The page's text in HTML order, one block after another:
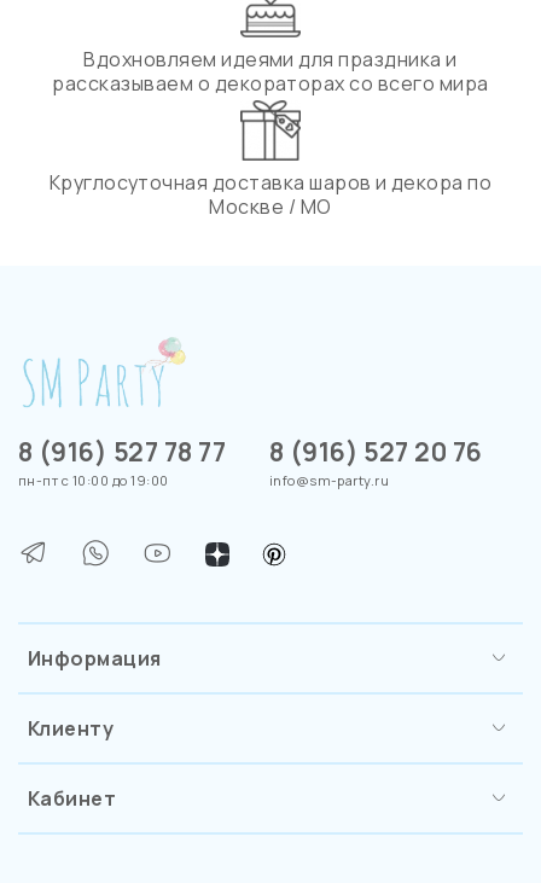
Вдохновляем идеями для праздника и
рассказываем о декораторах со всего мира
Круглосуточная доставка шаров и декора по
Москве / МО
Информация
Клиенту
Кабинет
8 (916) 527 78 77
пн-пт с 10:00 до 19:00
8 (916) 527 20 76
info@sm-party.ru